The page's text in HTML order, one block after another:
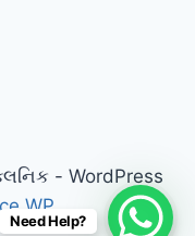
- WordPress
WP
Need Help?